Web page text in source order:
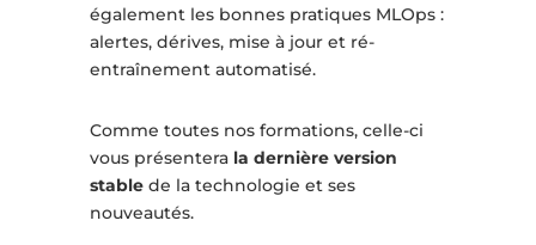
également les bonnes pratiques MLOps :
alertes, dérives, mise à jour et ré-
entraînement automatisé.
Comme toutes nos formations, celle-ci
vous présentera la dernière version
stablede la technologie et ses
nouveautés.